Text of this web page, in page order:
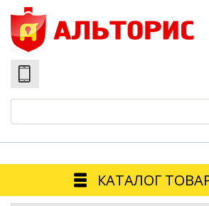
КАТАЛОГ